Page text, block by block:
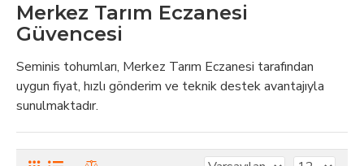
Merkez Tarım Eczanesi
Güvencesi
Seminis tohumları, Merkez Tarım Eczanesi tarafından
uygun fiyat, hızlı gönderim ve teknik destek avantajıyla
sunulmaktadır.